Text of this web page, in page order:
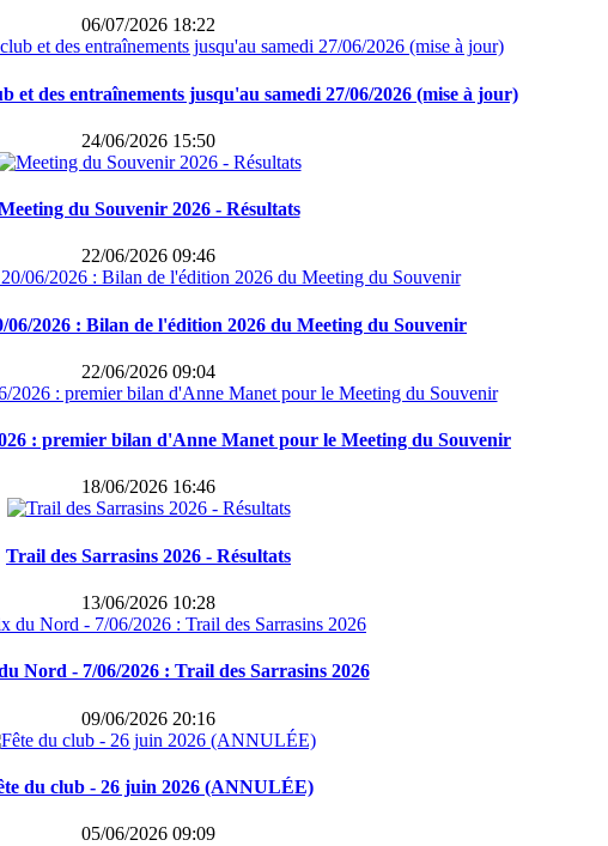
06/07/2026 18:22
et des entraînements jusqu'au samedi 27/06/2026 (mise à jour)
24/06/2026 15:50
du Souvenir 2026 - Résultats
22/06/2026 09:46
2026 : Bilan de l'édition 2026 du Meeting du Souvenir
22/06/2026 09:04
: premier bilan d'Anne Manet pour le Meeting du Souvenir
18/06/2026 16:46
Trail des Sarrasins 2026 - Résultats
13/06/2026 10:28
Nord - 7/06/2026 : Trail des Sarrasins 2026
09/06/2026 20:16
du club - 26 juin 2026 (ANNULÉE)
05/06/2026 09:09